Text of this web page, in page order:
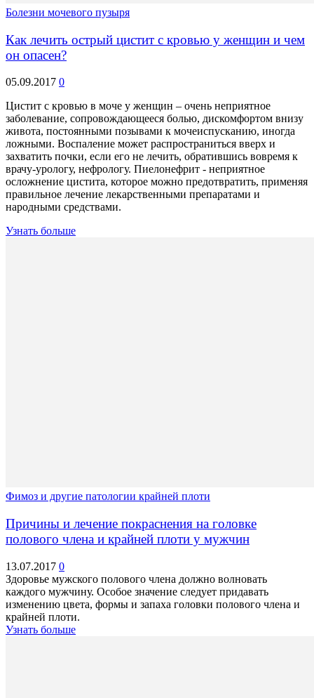
Болезни мочевого пузыря
Как лечить острый цистит с кровью у женщин и чем
он опасен?
05.09.2017 0
Цистит с кровью в моче у женщин – очень неприятное
заболевание, сопровождающееся болью, дискомфортом внизу
живота, постоянными позывами к мочеиспусканию, иногда
ложными. Воспаление может распространиться вверх и
захватить почки, если его не лечить, обратившись вовремя к
врачу-урологу, нефрологу. Пиелонефрит - неприятное
осложнение цистита, которое можно предотвратить, применяя
правильное лечение лекарственными препаратами и
народными средствами.
Узнать больше
Фимоз и другие патологии крайней плоти
Причины и лечение покраснения на головке
полового члена и крайней плоти у мужчин
13.07.2017 0
Здоровье мужского полового члена должно волновать
каждого мужчину. Особое значение следует придавать
изменению цвета, формы и запаха головки полового члена и
крайней плоти.
Узнать больше